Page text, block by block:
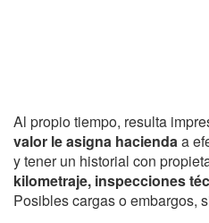
Al propio tiempo, resulta
valor le asigna haciendaa
y tener un historial con
kilometraje, inspecciones
Posibles cargas o embargos,